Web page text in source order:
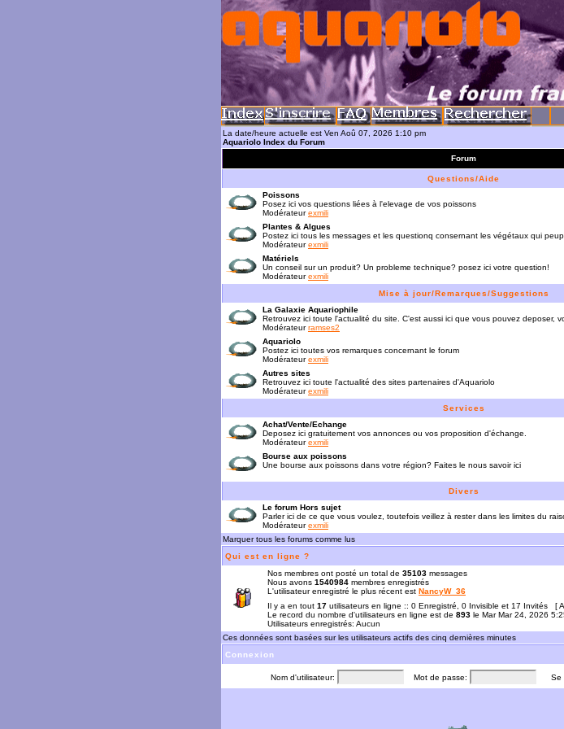
La date/heure actuelle est Ven Aoû 07, 2026 1:10 pm
Aquariolo Index du Forum
Forum
Questions/Aide
Poissons
Posez ici vos questions liées à l'elevage de vos poissons
Modérateurexmili
Plantes & Algues
Postez ici tous les messages et les questionq consernant les végétaux qui
Modérateurexmili
Matériels
Un conseil sur un produit? Un probleme technique? posez ici votre question!
Modérateurexmili
Mise à jour/Remarques/Suggestions
La Galaxie Aquariophile
Retrouvez ici toute l'actualité du site. C'est aussi ici que vous pouvez deposer,
Modérateurramses2
Aquariolo
Postez ici toutes vos remarques concernant le forum
Modérateurexmili
Autres sites
Retrouvez ici toute l'actualité des sites partenaires d'Aquariolo
Modérateurexmili
Services
Achat/Vente/Echange
Deposez ici gratuitement vos annonces ou vos proposition d'échange.
Modérateurexmili
Bourse aux poissons
Une bourse aux poissons dans votre région? Faites le nous savoir ici
Divers
Le forum Hors sujet
Parler ici de ce que vous voulez, toutefois veillez à rester dans les limites du
Modérateurexmili
Marquer tous les forums comme lus
Qui est en ligne ?
Nos membres ont posté un total de 35103 messages
Nous avons 1540984 membres enregistrés
L'utilisateur enregistré le plus récent est NancyW_36
Il y a en tout 17 utilisateurs en ligne :: 0 Enregistré, 0 Invisible et 17 Invités [
Le record du nombre d'utilisateurs en ligne est de 893 le Mar Mar 24, 2026
Utilisateurs enregistrés: Aucun
Ces données sont basées sur les utilisateurs actifs des cinq dernières minutes
Connexion
Nom d'utilisateur: Mot de passe: Se